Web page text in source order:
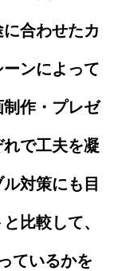
合わせたカ
ンによって
作・プレゼ
で工夫を凝
対策にも目
比較して、
ているかを